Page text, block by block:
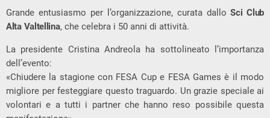
Grande entusiasmo per l’organizzazione, curata dalloSci Club
Alta Valtellina, che celebra i 50 anni di attività.
La presidente Cristina Andreola ha sottolineato l’importanza
dell’evento:
«Chiudere la stagione con FESA Cup e FESA Games è il modo
migliore per festeggiare questo traguardo. Un grazie speciale ai
volontari e a tutti i partner che hanno reso possibile questa